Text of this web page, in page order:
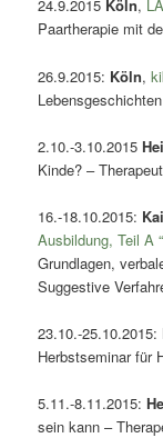
24.9.2015 Köln,
Paartherapie mit
26.9.2015: Köln,
2.10.-3.10.2015
Kinde? –
16.-18.10.2015:
Ausbildung, Teil A
Grundlagen,
Suggestive
23.10.-25.10.2015:
Herbstseminar für
5.11.-8.11.2015:
sein kann –